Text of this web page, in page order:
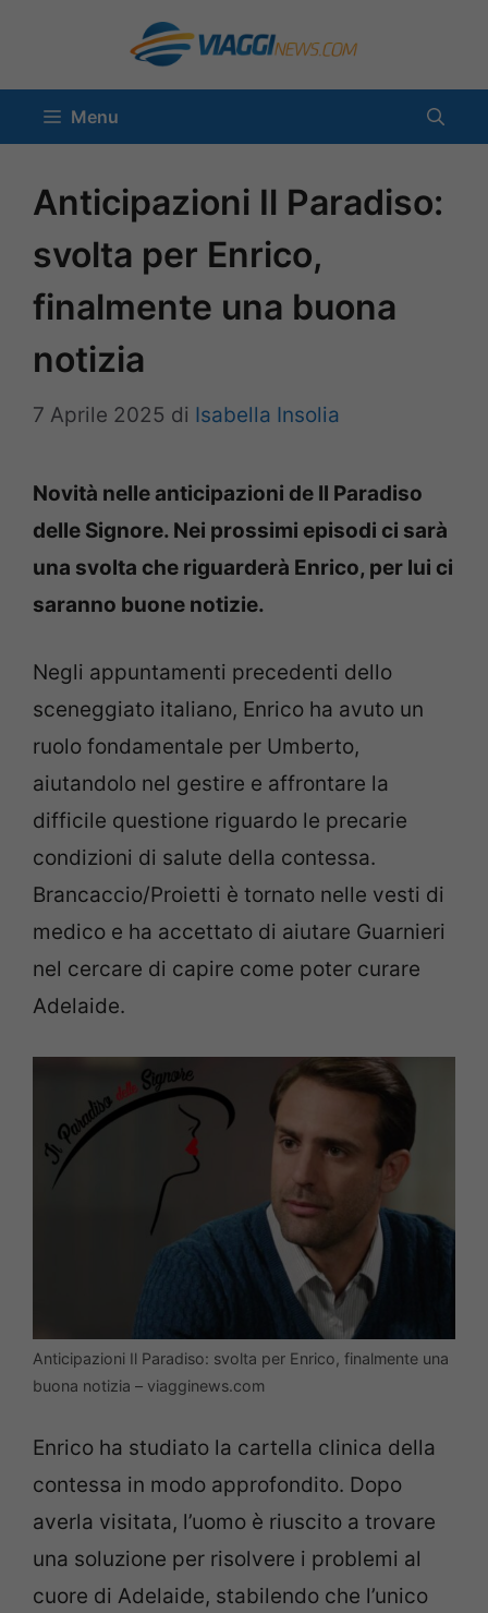
contenuto
Menu
Anticipazioni Il Paradiso:
svolta per Enrico,
finalmente una buona
notizia
7 Aprile 2025 di Isabella Insolia
Novità nelle anticipazioni de Il Paradiso
delle Signore. Nei prossimi episodi ci sarà
una svolta che riguarderà Enrico, per lui ci
saranno buone notizie.
Negli appuntamenti precedenti dello
sceneggiato italiano, Enrico ha avuto un
ruolo fondamentale per Umberto,
aiutandolo nel gestire e affrontare la
difficile questione riguardo le precarie
condizioni di salute della contessa.
Brancaccio/Proietti è tornato nelle vesti di
medico e ha accettato di aiutare Guarnieri
nel cercare di capire come poter curare
Adelaide.
Anticipazioni Il Paradiso: svolta per Enrico, finalmente una
buona notizia – viagginews.com
Enrico ha studiato la cartella clinica della
contessa in modo approfondito. Dopo
averla visitata, l’uomo è riuscito a trovare
una soluzione per risolvere i problemi al
cuore di Adelaide, stabilendo che l’unico